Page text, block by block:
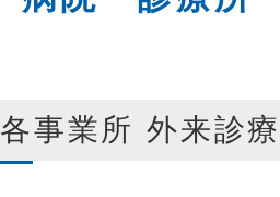
各事業所 外来診